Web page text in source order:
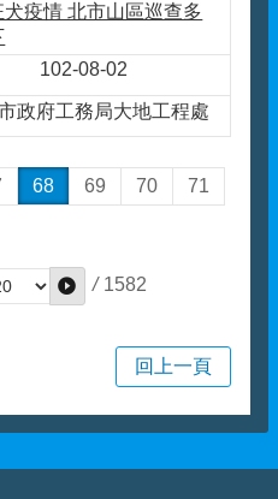
犬疫情 北市山區巡查多
102-08-02
政府工務局大地工程處
68 69 70
71
/ 1582
回上一頁